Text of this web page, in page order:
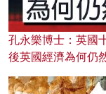
孔永樂博士：英國
後英國經濟為何仍